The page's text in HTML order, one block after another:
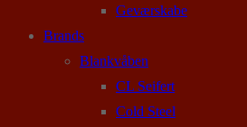
Geværskabe
Brands
Blankvåben
CL Seifert
Cold Steel